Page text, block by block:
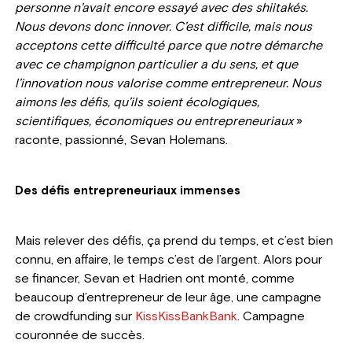
personne n’avait encore essayé avec des shiitakés.
Nous devons donc innover. C’est difficile, mais nous
acceptons cette difficulté parce que notre démarche
avec ce champignon particulier a du sens, et que
l’innovation nous valorise comme entrepreneur. Nous
aimons les défis, qu’ils soient écologiques,
scientifiques, économiques ou entrepreneuriaux»
raconte, passionné, Sevan Holemans.
Des défis entrepreneuriaux immenses
Mais relever des défis, ça prend du temps, et c’est bien
connu, en affaire, le temps c’est de l’argent. Alors pour
se financer, Sevan et Hadrien ont monté, comme
beaucoup d’entrepreneur de leur âge, une campagne
de crowdfunding sur KissKissBankBank. Campagne
couronnée de succès.